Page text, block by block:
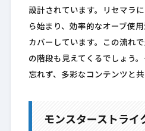
設計されています。リセマラ
ら始まり、効率的なオーブ使
カバーしています。この流れ
の階段も見えてくるでしょう
忘れず、多彩なコンテンツと
モンスターストライ